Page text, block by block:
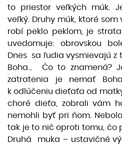
to priestor veľkých múk.
veľký. Druhy múk, ktoré
robí peklo peklom, je
uvedomuje: obrovskou
Dnes sa ľudia vysmievajú z
Boha... Čo to znamená?
zatratenia je nemať
k odlúčeniu dieťaťa od
choré dieťa, zobrali vám
nemohli byť pri ňom.
tak je to nič oproti tomu, čo
Druhá muka – ustavičné